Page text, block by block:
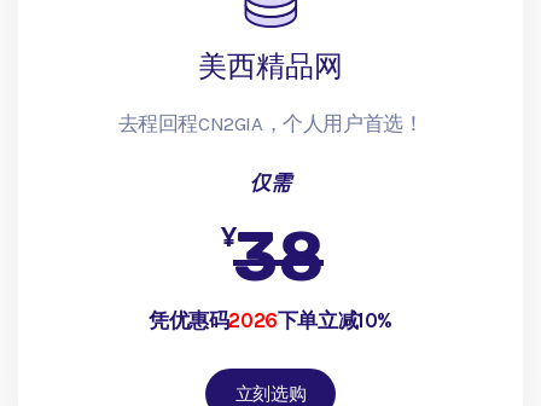
美西精品网
去程回程CN2GIA，个人用户首选！
仅需
¥38
凭优惠码2026下单立减10%
立刻选购